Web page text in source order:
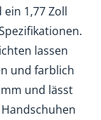
1,77 Zoll
lassen
und farblich
und lässt